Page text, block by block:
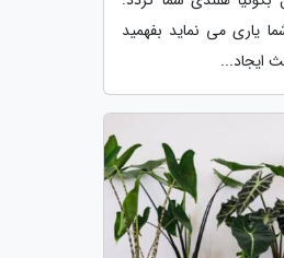
یاری می نماید بفهمید
ایجاد...